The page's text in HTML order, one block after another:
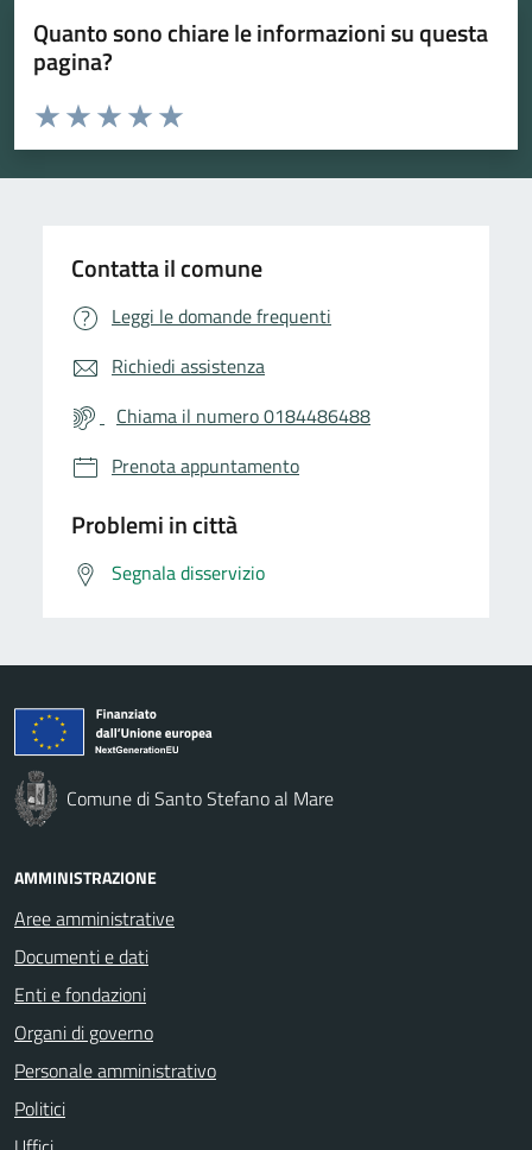
Quanto sono chiare le informazioni su questa
pagina?
Valuta da 1 a 5 stelle la pagina
Valuta 5 stelle su 5
Valuta 4 stelle su 5
Valuta 3 stelle su 5
Valuta 2 stelle su 5
Valuta 1 stelle su 5
Contatta il comune
Leggi le domande frequenti
Richiedi assistenza
Chiama il numero 0184486488
Prenota appuntamento
Problemi in città
Segnala disservizio
Comune di Santo Stefano al Mare
AMMINISTRAZIONE
Aree amministrative
Documenti e dati
Enti e fondazioni
Organi di governo
Personale amministrativo
Politici